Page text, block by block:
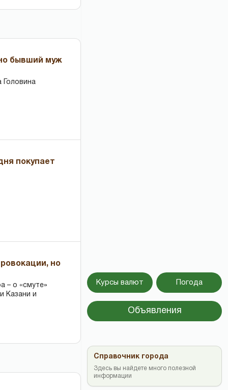
бывший муж
покупает
но
– о «смуте»
Казани и
Курсы валют Погода
Объявления
Справочник города
Здесь вы найдете много полезной
информации